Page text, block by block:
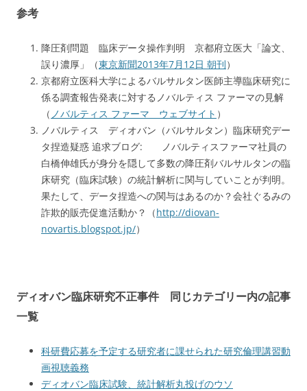
参考
降圧剤問題 臨床データ操作判明 京都府立医大「論文、
誤り濃厚」（東京新聞2013年7月12日 朝刊）
京都府立医科大学によるバルサルタン医師主導臨床研究に
係る調査報告発表に対するノバルティス ファーマの見解
（ ノバルティス ファーマ ウェブサイト ）
ノバルティス ディオバン（バルサルタン）臨床研究デー
タ捏造疑惑 追求ブログ: ノバルティスファーマ社員の
白橋伸雄氏が身分を隠して多数の降圧剤バルサルタンの臨
床研究（臨床試験）の統計解析に関与していことが判明。
果たして、データ捏造への関与はあるのか？会社ぐるみの
詐欺的販売促進活動か？（http://diovan-
novartis.blogspot.jp/）
ディオバン臨床研究不正事件 同じカテゴリー内の記事
一覧
科研費応募を予定する研究者に課せられた研究倫理講習動
画視聴義務
ディオバン臨床試験、統計解析丸投げのウソ